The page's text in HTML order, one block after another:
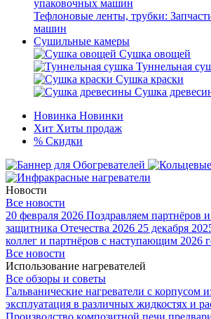
Тефлоновые ленты, трубки:
машин
Сушильные камеры
Сушка овощей
Туннельная
Сушка краски
Сушка
Новинка Новинки
Хит Хиты продаж
% Скидки
Новости
Все новости
20 февраля 2026 Поздравляем партнёров
защитника Отечества 2026 25 декабря
коллег и партнёров с наступающим 2026
Все новости
Использование нагревателей
Все обзоры и советы
Гальванические нагреватели с корпусом
эксплуатация в различных жидкостях и
Производство композитной печи